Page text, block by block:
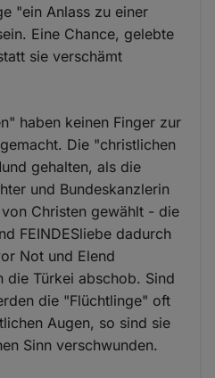
"ein Anlass zu einer
Eine Chance, gelebte
sie verschämt
haben keinen Finger zur
Die "christlichen
gehalten, als die
und Bundeskanzlerin
Christen gewählt - die
FEINDESliebe dadurch
Not und Elend
die Türkei abschob. Sind
die "Flüchtlinge" oft
Augen, so sind sie
Sinn verschwunden.